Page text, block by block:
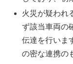
火災が疑われ
ず該当車両の
伝達を行いま
の密な連携の